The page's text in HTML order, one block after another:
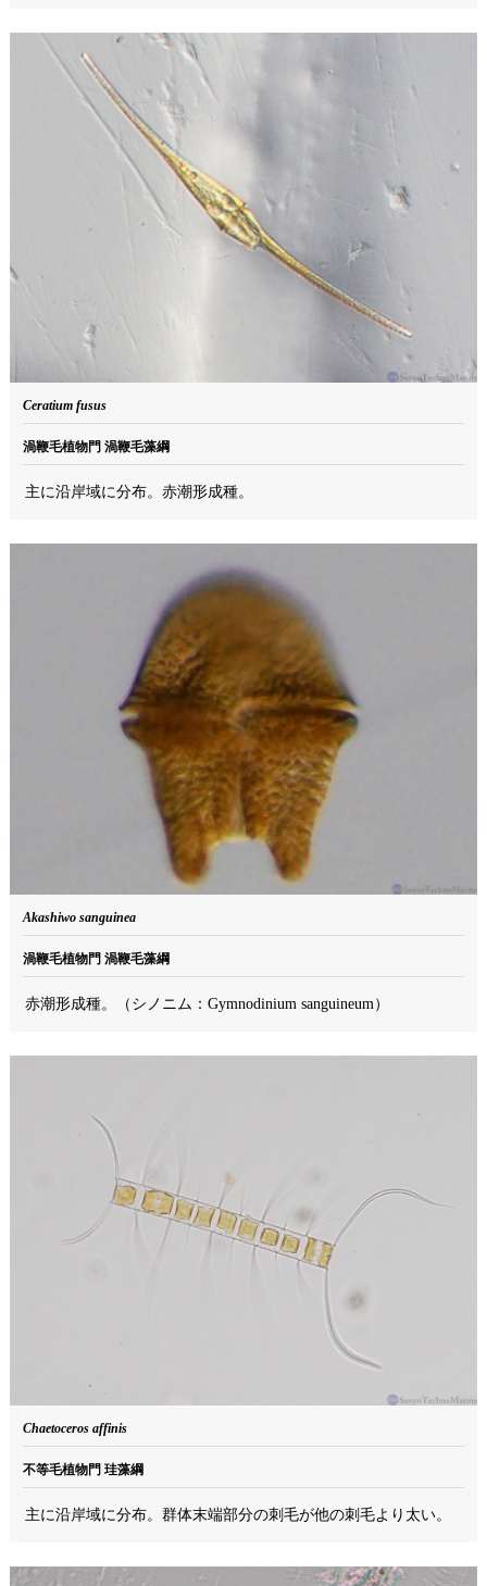
Ceratium fusus
渦鞭毛植物門 渦鞭毛藻綱
主に沿岸域に分布。赤潮形成種。
Akashiwo sanguinea
渦鞭毛植物門 渦鞭毛藻綱
赤潮形成種。（シノニム：Gymnodinium sanguineum）
Chaetoceros affinis
不等毛植物門 珪藻綱
主に沿岸域に分布。群体末端部分の刺毛が他の刺毛より太い。